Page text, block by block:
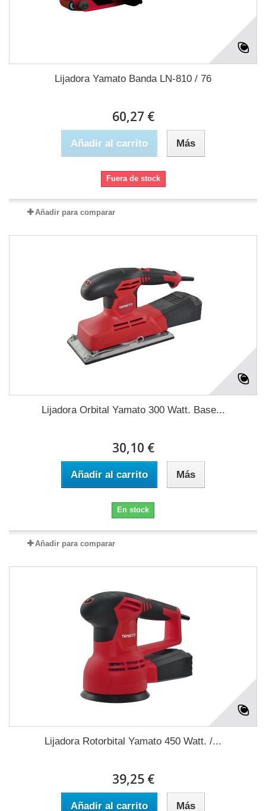
Lijadora Yamato Banda LN-810 / 76
60,27 €
Añadir al carrito Más
Fuera de stock
Añadir para comparar
Lijadora Orbital Yamato 300 Watt. Base...
30,10 €
Añadir al carrito Más
En stock
Añadir para comparar
Lijadora Rotorbital Yamato 450 Watt. /...
39,25 €
Añadir al carrito Más